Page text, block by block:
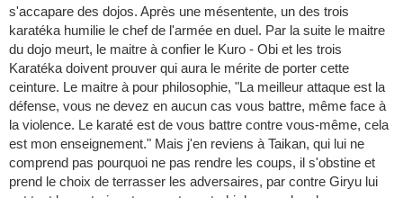
s'accapare des dojos. Après une mésentente, un des trois
karatéka humilie le chef de l'armée en duel. Par la suite le maitre
du dojo meurt, le maitre à confier le Kuro - Obi et les trois
Karatéka doivent prouver qui aura le mérite de porter cette
ceinture. Le maitre à pour philosophie, "La meilleur attaque est la
défense, vous ne devez en aucun cas vous battre, même face à
la violence. Le karaté est de vous battre contre vous-même, cela
est mon enseignement." Mais j'en reviens à Taikan, qui lui ne
comprend pas pourquoi ne pas rendre les coups, il s'obstine et
prend le choix de terrasser les adversaires, par contre Giryu lui